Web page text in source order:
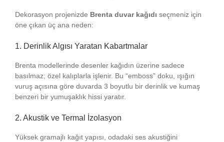
Dekorasyon projenizde Brenta duvar kağıdı seçmeniz için
öne çıkan üç ana neden:
1. Derinlik Algısı Yaratan Kabartmalar
Brenta modellerinde desenler kağıdın üzerine sadece
basılmaz; özel kalıplarla işlenir. Bu “emboss” doku, ışığın
vuruş açısına göre duvarda 3 boyutlu bir derinlik ve kumaş
benzeri bir yumuşaklık hissi yaratır.
2. Akustik ve Termal İzolasyon
Yüksek gramajlı kağıt yapısı, odadaki ses akustiğini